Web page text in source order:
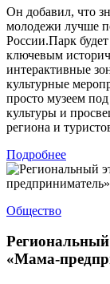
Он добавил, что
молодежи лучше
России.Парк
ключевым
интерактивные
культурные
просто музеем
культуры и
региона и
Подробнее
Общество
«Мама-